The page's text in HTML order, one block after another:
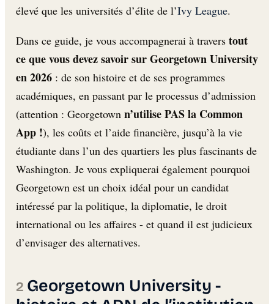
élevé que les universités d’élite de l’Ivy League.
Dans ce guide, je vous accompagnerai à travers tout
ce que vous devez savoir sur Georgetown University
en 2026 : de son histoire et de ses programmes
académiques, en passant par le processus d’admission
(attention : Georgetown n’utilise PAS la Common
App !), les coûts et l’aide financière, jusqu’à la vie
étudiante dans l’un des quartiers les plus fascinants de
Washington. Je vous expliquerai également pourquoi
Georgetown est un choix idéal pour un candidat
intéressé par la politique, la diplomatie, le droit
international ou les affaires - et quand il est judicieux
d’envisager des alternatives.
Georgetown University -